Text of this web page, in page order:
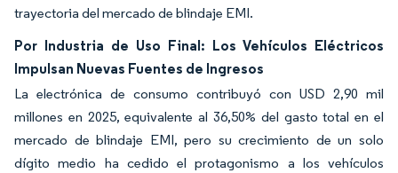
trayectoria del mercado de blindaje EMI.
Por Industria de Uso Final: Los Vehículos Eléctricos
Impulsan Nuevas Fuentes de Ingresos
La electrónica de consumo contribuyó con USD 2,90 mil
millones en 2025, equivalente al 36,50% del gasto total en el
mercado de blindaje EMI, pero su crecimiento de un solo
dígito medio ha cedido el protagonismo a los vehículos